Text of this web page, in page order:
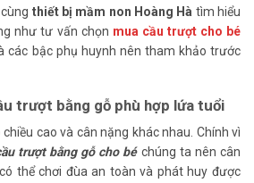
thiết bị mầm non Hoàng Hà tìm hiểu
như tư vấn chọn mua cầu trượt cho bé
các bậc phụ huynh nên tham khảo trước
trượt bằng gỗ phù hợp lứa tuổi
cao và cân nặng khác nhau. Chính vì
trượt bằng gỗ cho béchúng ta nên cân
thể chơi đùa an toàn và phát huy được